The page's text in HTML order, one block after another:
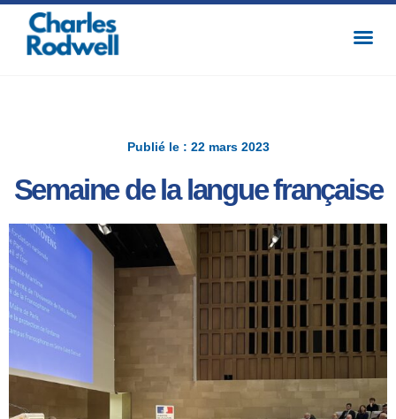
Publié le : 22 mars 2023
Semaine de la langue française